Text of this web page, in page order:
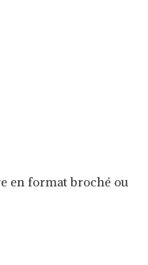
en format broché ou